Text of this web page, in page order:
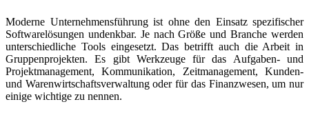
Moderne Unternehmensführung ist ohne den Einsatz spezifischer
Softwarelösungen undenkbar. Je nach Größe und Branche werden
unterschiedliche Tools eingesetzt. Das betrifft auch die Arbeit in
Gruppenprojekten. Es gibt Werkzeuge für das Aufgaben- und
Projektmanagement, Kommunikation, Zeitmanagement, Kunden-
und Warenwirtschaftsverwaltung oder für das Finanzwesen, um nur
einige wichtige zu nennen.